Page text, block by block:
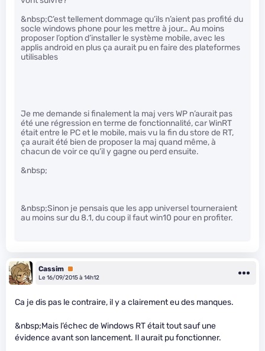
&nbsp;C’est tellement dommage qu’ils n’aient pas profité du
socle windows phone pour les mettre à jour… Au moins
proposer l’option d’installer le système mobile, avec les
applis android en plus ça aurait pu en faire des plateformes
utilisables
Je me demande si finalement la maj vers WP n’aurait pas
été une régression en terme de fonctionnalité, car WinRT
était entre le PC et le mobile, mais vu la fin du store de RT,
ça aurait été bien de proposer la maj quand même, à
chacun de voir ce qu’il y gagne ou perd ensuite.
&nbsp;
&nbsp;Sinon je pensais que les app universel tourneraient
au moins sur du 8.1, du coup il faut win10 pour en profiter.
Cassim Premium
Le 16/09/2015 à 14h12
Ca je dis pas le contraire, il y a clairement eu des manques.
&nbsp;Mais l’échec de Windows RT était tout sauf une
évidence avant son lancement. Il aurait pu fonctionner.